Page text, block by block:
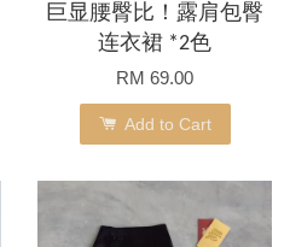
巨显腰臀比！露肩包臀
连衣裙 *2色
RM 69.00
Add to Cart